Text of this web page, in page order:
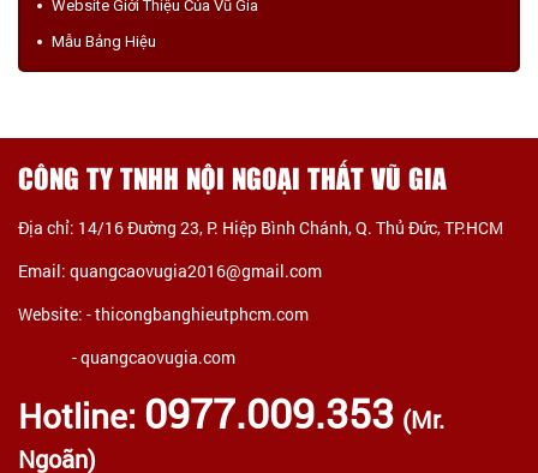
Website Giới Thiệu Của Vũ Gia
Mẫu Bảng Hiệu
CÔNG TY TNHH NỘI NGOẠI THẤT VŨ GIA
Địa chỉ: 14/16 Đường 23, P. Hiệp Bình Chánh, Q. Thủ Đức, TP.HCM
Email: quangcaovugia2016@gmail.com
Website: -thicongbanghieutphcm.com
- quangcaovugia.com
Hotline: 0977.009.353 (Mr.
Ngoãn)